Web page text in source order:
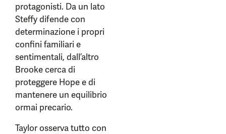
protagonisti. Da un lato
Steffy difende con
determinazione i propri
confini familiari e
sentimentali, dall’altro
Brooke cerca di
proteggere Hope e di
mantenere un equilibrio
ormai precario.
Taylor osserva tutto con